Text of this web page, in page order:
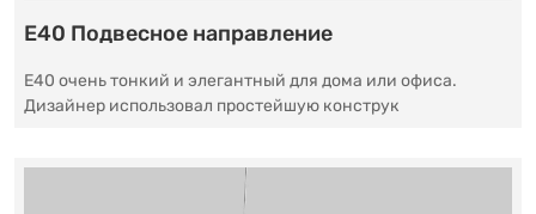
E40 Подвесное направление
E40 очень тонкий и элегантный для дома или офиса.
Дизайнер использовал простейшую конструк